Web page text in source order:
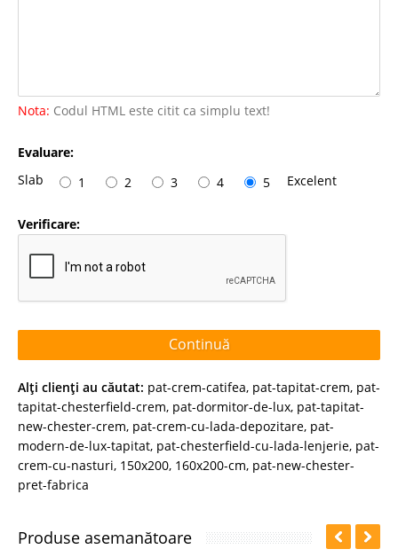
Nota: Codul HTML este citit ca simplu text!
Evaluare:
Slab
1 2 3 4 5 Excelent
Verificare:
Continuă
Alţi clienţi au căutat: pat-crem-catifea, pat-tapitat-crem, pat-
tapitat-chesterfield-crem, pat-dormitor-de-lux, pat-tapitat-
new-chester-crem, pat-crem-cu-lada-depozitare, pat-
modern-de-lux-tapitat, pat-chesterfield-cu-lada-lenjerie, pat-
crem-cu-nasturi, 150x200, 160x200-cm, pat-new-chester-
pret-fabrica
Produse asemanătoare